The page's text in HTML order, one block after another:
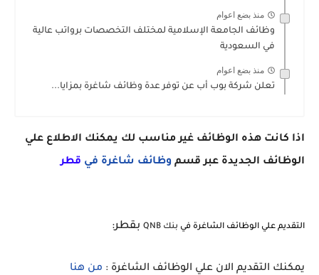
منذ بضع اعوام
وظائف الجامعة الإسلامية لمختلف التخصصات برواتب عالية
في السعودية
منذ بضع اعوام
تعلن شركة بوب أب عن توفر عدة وظائف شاغرة بمزايا...
اذا كانت هذه الوظائف غير مناسب لك يمكنك الاطلاع علي
الوظائف الجديدة عبر قسم وظائف شاغرة في قطر
التقديم علي الوظائف الشاغرة في بنك QNB بقطر:
يمكنك التقديم الان علي الوظائف الشاغرة : من هنا